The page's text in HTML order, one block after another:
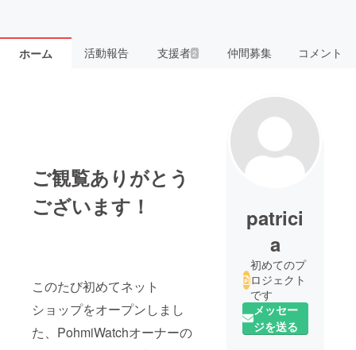
ホーム 活動報告 支援者 2 仲間募集 コメント
ご観覧ありがとう
ございます！
このたび初めてネット
ショップをオープンしまし
た、PohmiWatchオーナーの
patrici
a
初めてのプ
ロジェクト
です
メッセー
ジを送る